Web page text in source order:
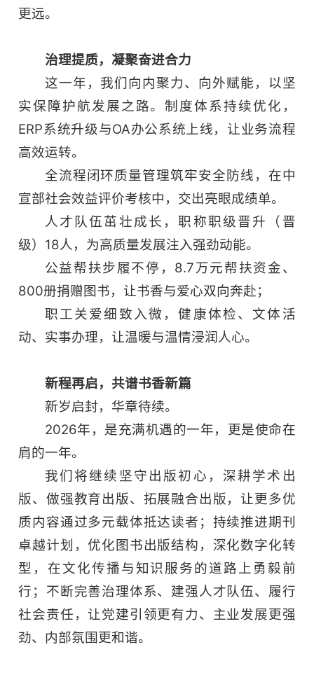
更远。
治理提质，凝聚奋进合力
这一年，我们向内聚力、向外赋能，以坚
实保障护航发展之路。制度体系持续优化，
ERP系统升级与OA办公系统上线，让业务流程
高效运转。
全流程闭环质量管理筑牢安全防线，在中
宣部社会效益评价考核中，交出亮眼成绩单。
人才队伍茁壮成长，职称职级晋升（晋
级）18人，为高质量发展注入强劲动能。
公益帮扶步履不停，8.7万元帮扶资金、
800册捐赠图书，让书香与爱心双向奔赴；
职工关爱细致入微，健康体检、文体活
动、实事办理，让温暖与温情浸润人心。
新程再启，共谱书香新篇
新岁启封，华章待续。
2026年，是充满机遇的一年，更是使命在
肩的一年。
我们将继续坚守出版初心，深耕学术出
版、做强教育出版、拓展融合出版，让更多优
质内容通过多元载体抵达读者；持续推进期刊
卓越计划，优化图书出版结构，深化数字化转
型，在文化传播与知识服务的道路上勇毅前
行；不断完善治理体系、建强人才队伍、履行
社会责任，让党建引领更有力、主业发展更强
劲、内部氛围更和谐。